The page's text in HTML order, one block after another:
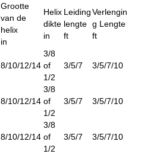
Grootte
van de
helix
in
Helix
dikte
in
Leiding
lengte
ft
Verlengin
g Lengte
ft
8/10/12/14
3/8
of
1/2
3/5/7 3/5/7/10
8/10/12/14
3/8
of
1/2
3/5/7 3/5/7/10
8/10/12/14
3/8
of
1/2
3/5/7 3/5/7/10